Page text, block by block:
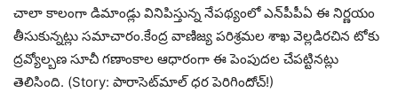
చాలా కాలంగా డిమాండ్లు వినిపిస్తున్న నేపథ్యంలో ఎన్‌పీపీఏ ఈ నిర్ణయం
తీసుకున్నట్లు సమాచారం.కేంద్ర వాణిజ్య పరిశ్రమల శాఖ వెల్లడిరచిన టోకు
ద్రవ్యోల్బణ సూచీ గణాంకాల ఆధారంగా ఈ పెంపుదల చేపట్టినట్లు
తెలిసింది. (Story: పారాసెట్‌మాల్‌ ధర పెరిగిందోచ్‌!)